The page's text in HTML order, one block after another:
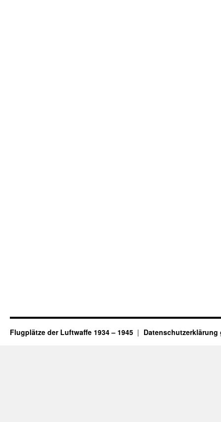
Flugplätze der Luftwaffe 1934 – 1945 Datenschutzerklärung